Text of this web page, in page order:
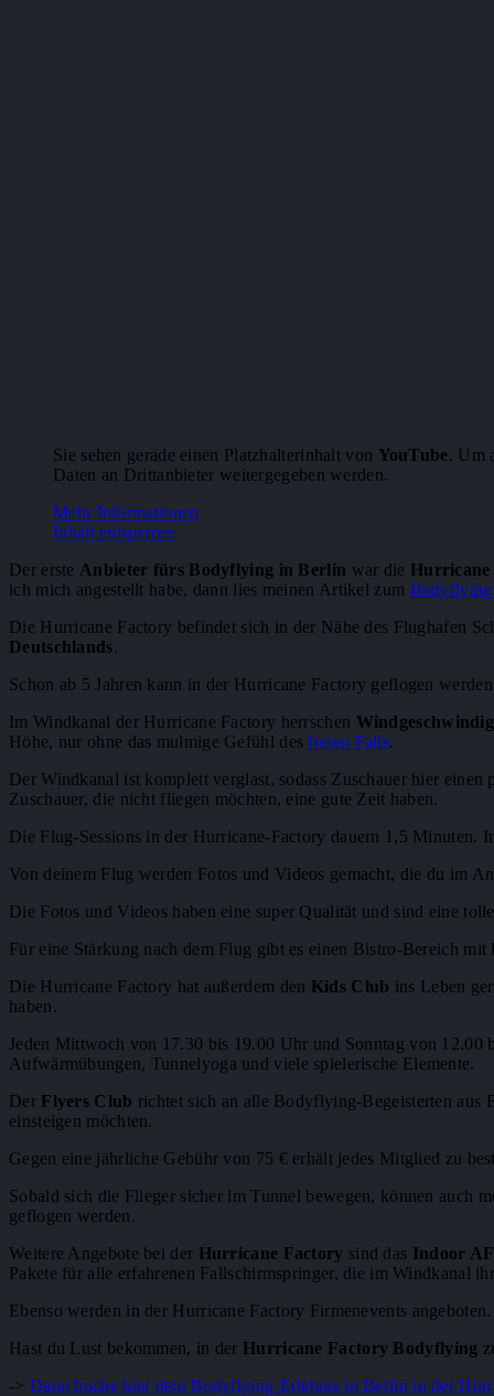
Sie sehen gerade einen Platzhalterinhalt von YouTube. Um
Daten an Drittanbieter weitergegeben werden.
Mehr Informationen
Inhalt entsperren
Der erste Anbieter fürs Bodyflying in Berlin war die
ich mich angestellt habe, dann lies meinen Artikel zum Bodyflying
Die Hurricane Factory befindet sich in der Nähe des Flughafen
Deutschlands.
Schon ab 5 Jahren kann in der Hurricane Factory geflogen
Im Windkanal der Hurricane Factory herrschen
Höhe, nur ohne das mulmige Gefühl desfreien Falls.
Der Windkanal ist komplett verglast, sodass Zuschauer hier
Zuschauer, die nicht fliegen möchten, eine gute Zeit haben.
Die Flug-Sessions in der Hurricane-Factory dauern 1,5 Minuten.
Von deinem Flug werden Fotos und Videos gemacht, die du im
Die Fotos und Videos haben eine super Qualität und sind eine
Für eine Stärkung nach dem Flug gibt es einen Bistro-Bereich mit
Die Hurricane Factory hat außerdem den Kids Club ins Leben
haben.
Jeden Mittwoch von 17.30 bis 19.00 Uhr und Sonntag von 12.00
Aufwärmübungen, Tunnelyoga und viele spielerische Elemente.
Der Flyers Club richtet sich an alle Bodyflying-Begeisterten
einsteigen möchten.
Gegen eine jährliche Gebühr von 75 € erhält jedes Mitglied zu
Sobald sich die Flieger sicher im Tunnel bewegen, können auch
geflogen werden.
Weitere Angebote bei der Hurricane Factory sind das Indoor
Pakete für alle erfahrenen Fallschirmspringer, die im Windkanal
Ebenso werden in der Hurricane Factory Firmenevents angeboten.
Hast du Lust bekommen, in der Hurricane Factory Bodyflying
-> Dann buche hier dein Bodyflying-Erlebnis in Berlin in der